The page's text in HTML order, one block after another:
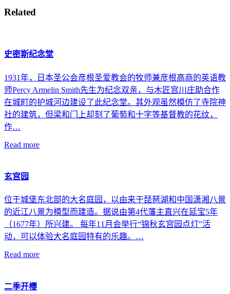
Related
史密斯纪念堂
1931年，日本圣公会彦根圣爱教会的牧师兼彦根高商的英语教
师Percy Armelin Smith先生为纪念双亲，与木匠宫川庄助合作
在城町的护城河边建设了此纪念堂。其外观虽然模仿了寺院神
社的建筑，但梁和门上却刻了葡萄和十字等基督教的花纹，
作…
Read more
玄宫园
位于城堡东北部的大名庭园，以由来于琵琶湖和中国潇湘八景
的近江八景为模型而建造。据说由第4代藩主直兴在延宝5年
（1677年）所兴建。 每年11月会举行“锦秋玄宫园点灯”活
动，可以体验大名庭园特有的乐趣。…
Read more
二季开樱